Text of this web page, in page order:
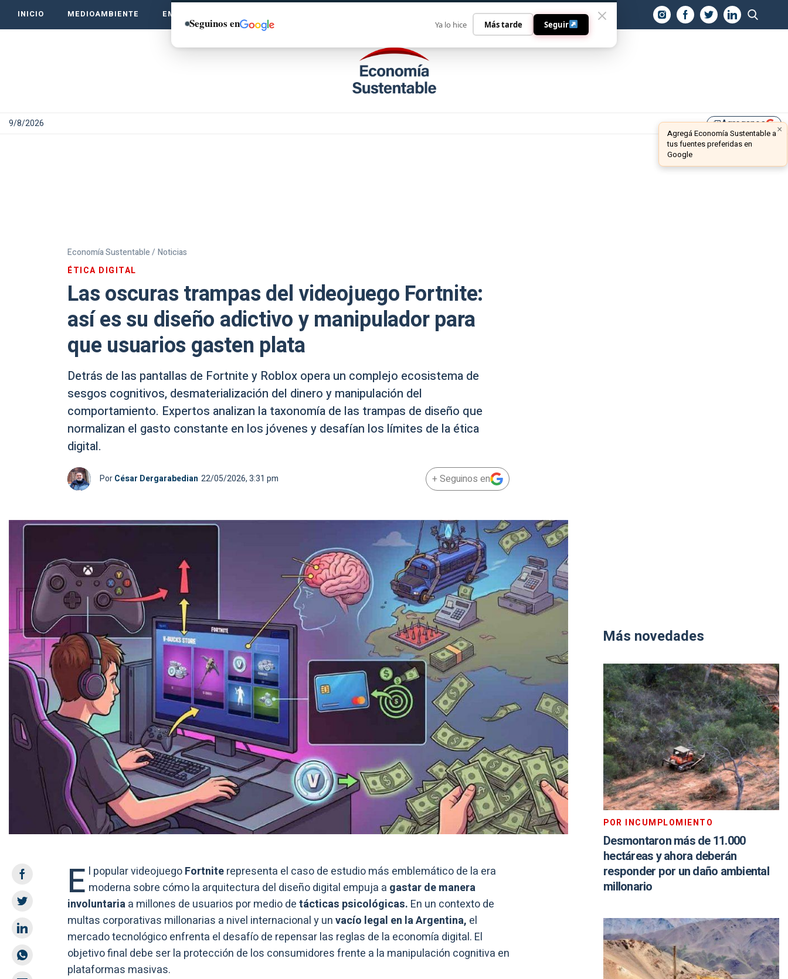
INICIO MEDIOAMBIENTE EMPRENDE VERDE CONTACTO
9/8/2026 library_addAgreganos ×
Agregá Economía Sustentable a
tus fuentes preferidas en
Google
Economía Sustentable / Noticias
ÉTICA DIGITAL
Las oscuras trampas del videojuego Fortnite:
así es su diseño adictivo y manipulador para
que usuarios gasten plata
Detrás de las pantallas de Fortnite y Roblox opera un complejo ecosistema de
sesgos cognitivos, desmaterialización del dinero y manipulación del
comportamiento. Expertos analizan la taxonomía de las trampas de diseño que
normalizan el gasto constante en los jóvenes y desafían los límites de la ética
digital.
PorCésar Dergarabedian 22/05/2026, 3:31 pm + Seguinos en
E l popular videojuegoFortniterepresenta el caso de estudio más emblemático de la era
moderna sobre cómo la arquitectura del diseño digital empuja a gastar de manera
involuntariaa millones de usuarios por medio detácticas psicológicas. En un contexto de
multas corporativas millonarias a nivel internacional y unvacío legal en la Argentina, el
mercado tecnológico enfrenta el desafío de repensar las reglas de la economía digital. El
objetivo final debe ser la protección de los consumidores frente a la manipulación cognitiva en
plataformas masivas.
Más novedades
POR INCUMPLOMIENTO
Desmontaron más de 11.000
hectáreas y ahora deberán
responder por un daño ambiental
millonario
Seguinos en Ya lo hice Más tarde Seguir